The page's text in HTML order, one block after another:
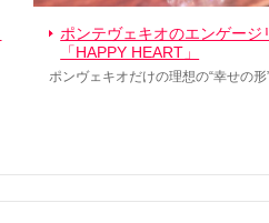
ポンテヴェキオのエンゲージ
「HAPPY HEART」
ポンヴェキオだけの理想の“幸せの形